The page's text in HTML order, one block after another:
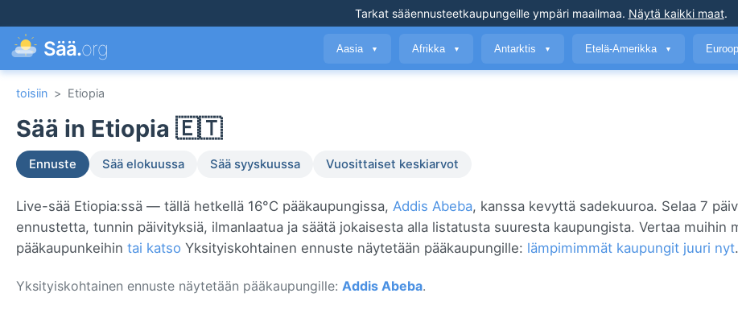
Tarkat sääennusteetkaupungeille ympäri maailmaa. Näytä kaikki maat.
Sää.org Aasia ▼ Afrikka ▼ Antarktis ▼ Etelä-Amerikka ▼
toisiin > Etiopia
Sää in Etiopia 🇪🇹
Ennuste Sää elokuussa Sää syyskuussa Vuosittaiset keskiarvot
Live-sää Etiopia:ssä — tällä hetkellä 16°C pääkaupungissa, Addis Abeba, kanssa kevyttä sadekuuroa. Selaa 7
ennustetta, tunnin päivityksiä, ilmanlaatua ja säätä jokaisesta alla listatusta suuresta kaupungista. Vertaa muihin
pääkaupunkeihin tai katso Yksityiskohtainen ennuste näytetään pääkaupungille: lämpimimmät kaupungit juuri nyt.
Yksityiskohtainen ennuste näytetään pääkaupungille: Addis Abeba.